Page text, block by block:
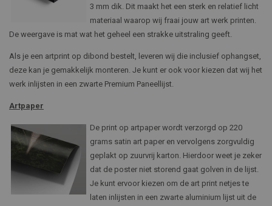
3 mm dik. Dit maakt het een sterk en relatief licht
materiaal waarop wij fraai jouw art werk printen.
De weergave is mat wat het geheel een strakke uitstraling geeft.
Als je een artprint op dibond bestelt, leveren wij die inclusief ophangset,
deze kan je gemakkelijk monteren. Je kunt er ook voor kiezen dat wij het
werk inlijsten in een zwarte Premium Paneellijst.
Artpaper
De print op artpaper wordt verzorgd op 220
grams satin art paper en vervolgens zorgvuldig
geplakt op zuurvrij karton. Hierdoor weet je zeker
dat de poster niet storend gaat golven in de lijst.
Je kunt ervoor kiezen om de art print netjes te
laten inlijsten in een zwarte aluminium lijst uit de